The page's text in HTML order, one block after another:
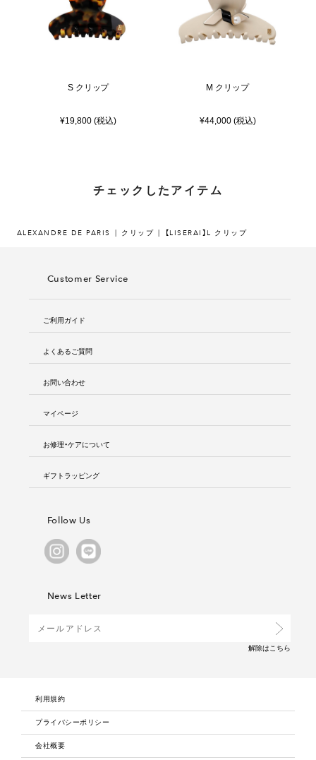
S クリップ
¥19,800 (税込)
M クリップ
¥44,000 (税込)
チェックしたアイテム
ALEXANDRE DE PARIS クリップ 【LISERAI】L クリップ
Customer Service
ご利用ガイド
よくあるご質問
お問い合わせ
マイページ
お修理・ケアについて
ギフトラッピング
Follow Us
News Letter
解除は こちら
利用規約
プライバシーポリシー
会社概要